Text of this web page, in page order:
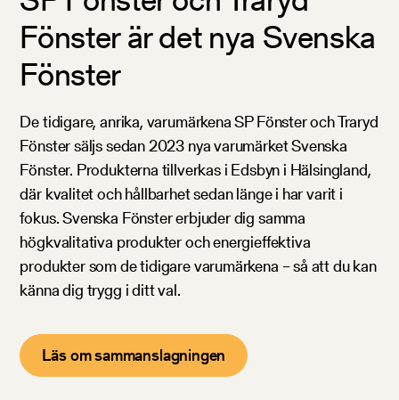
Fönster är det nya Svenska
Fönster
De tidigare, anrika, varumärkena SP Fönster och Traryd
Fönster säljs sedan 2023 nya varumärket Svenska
Fönster. Produkterna tillverkas i Edsbyn i Hälsingland,
där kvalitet och hållbarhet sedan länge i har varit i
fokus. Svenska Fönster erbjuder dig samma
högkvalitativa produkter och energieffektiva
produkter som de tidigare varumärkena – så att du kan
känna dig trygg i ditt val.
Läs om sammanslagningen